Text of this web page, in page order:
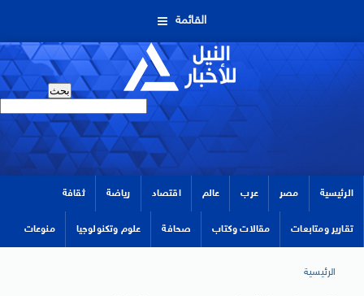
القائمة
الرئيسية مصر عرب عالم اقتصاد رياضة ثقافة
تقارير ومتابعات مقالات وكتاب صحافة علوم وتكنولوجيا منوعات
الرئيسية